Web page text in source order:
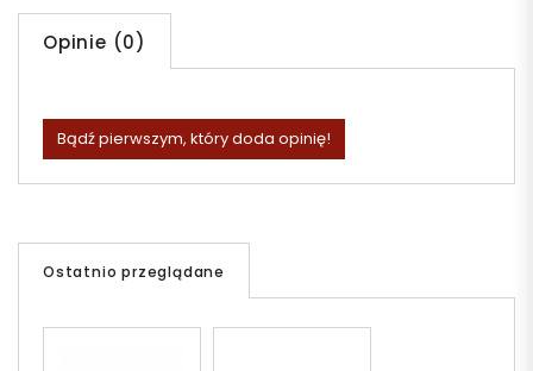
Opinie (0)
Bądź pierwszym, który doda opinię!
Ostatnio przeglądane